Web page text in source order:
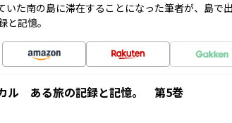
いた南の島に滞在することになった筆者が、島で
と記憶。
ル ある旅の記録と記憶。 第5巻